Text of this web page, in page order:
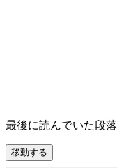
最後に読んでいた段
移動する